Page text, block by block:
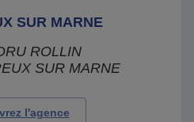
SUR MARNE
ROLLIN
SUR MARNE
l'agence